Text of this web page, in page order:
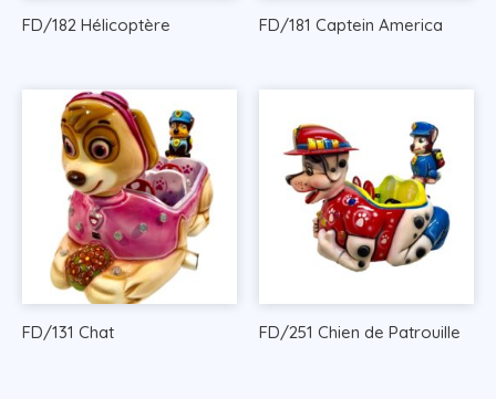
FD/182 Hélicoptère FD/181 Captein America
FD/131 Chat FD/251 Chien de Patrouille